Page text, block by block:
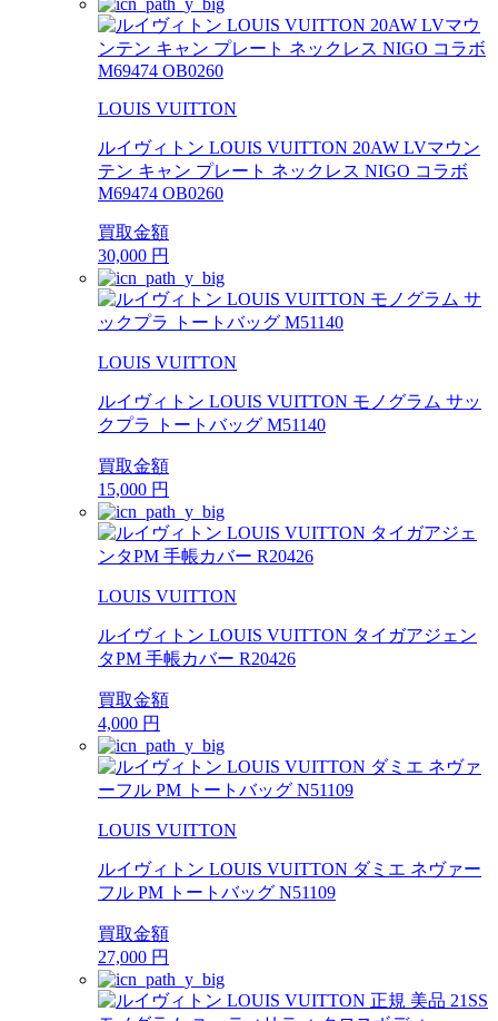
LOUIS VUITTON
ルイヴィトン LOUIS VUITTON 20AW LVマウン
テン キャン プレート ネックレス NIGO コラボ
M69474 OB0260
買取金額
30,000 円
LOUIS VUITTON
ルイヴィトン LOUIS VUITTON モノグラム サッ
クプラ トートバッグ M51140
買取金額
15,000 円
LOUIS VUITTON
ルイヴィトン LOUIS VUITTON タイガアジェン
タPM 手帳カバー R20426
買取金額
4,000 円
LOUIS VUITTON
ルイヴィトン LOUIS VUITTON ダミエ ネヴァー
フル PM トートバッグ N51109
買取金額
27,000 円